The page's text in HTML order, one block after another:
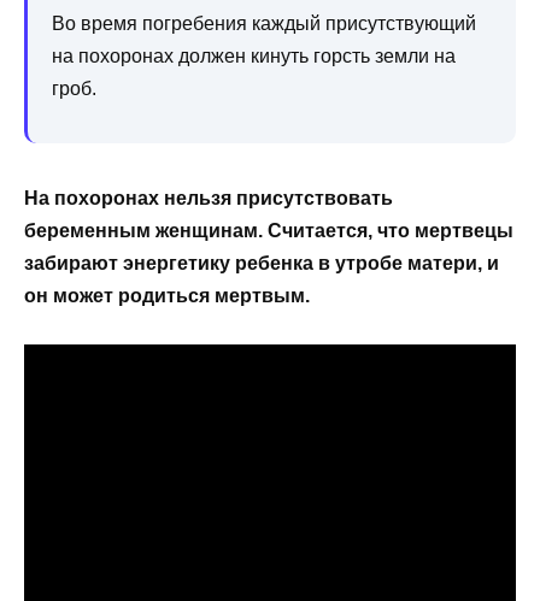
Во время погребения каждый присутствующий
на похоронах должен кинуть горсть земли на
гроб.
На похоронах нельзя присутствовать
беременным женщинам. Считается, что мертвецы
забирают энергетику ребенка в утробе матери, и
он может родиться мертвым.